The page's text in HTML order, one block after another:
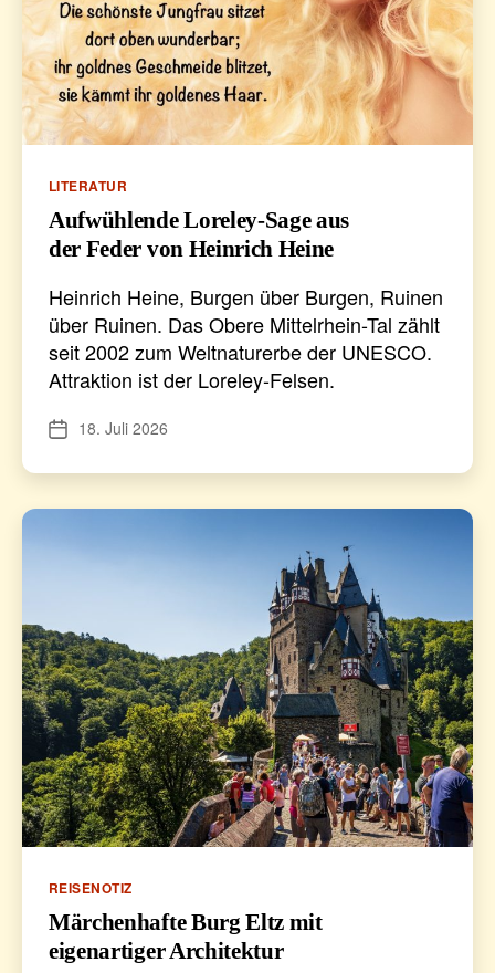
Kategorien
LITERATUR
Aufwühlende Loreley-Sage aus
der Feder von Heinrich Heine
Heinrich Heine, Burgen über Burgen, Ruinen
über Ruinen. Das Obere Mittelrhein-Tal zählt
seit 2002 zum Weltnaturerbe der UNESCO.
Attraktion ist der Loreley-Felsen.
Veröffentlichungsdatum
18. Juli 2026
Kategorien
REISENOTIZ
Märchenhafte Burg Eltz mit
eigenartiger Architektur